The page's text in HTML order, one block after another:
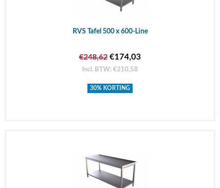
RVS Tafel 500 x 600-Line
€248,62 €174,03
Incl. BTW: €210,58
30% KORTING